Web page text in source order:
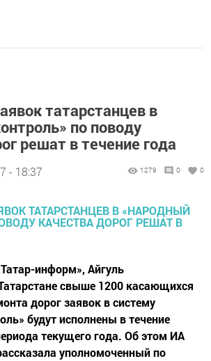
татарстанцев в
по поводу
решат в течение года
- 18:37 1279 0 0
информ», Айгуль
свыше 1200 касающихся
дорог заявок в систему
будут исполнены в течение
текущего года. Об этом ИА
уполномоченный по